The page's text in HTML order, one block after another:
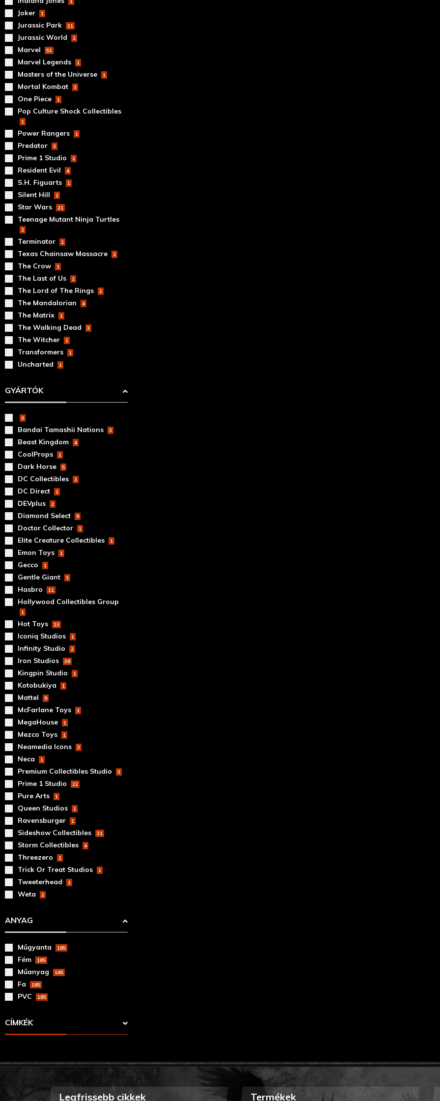
1
Joker 1
Jurassic Park 11
Jurassic World 2
Marvel 51
Marvel Legends 1
Masters of the Universe 1
Mortal Kombat 3
One Piece 1
Pop Culture Shock Collectibles
1
Power Rangers 1
Predator 3
Prime 1 Studio 2
Resident Evil 4
S.H. Figuarts 1
Silent Hill 2
Star Wars 21
Teenage Mutant Ninja Turtles
2
Terminator 2
Texas Chainsaw Massacre 2
The Crow 1
The Last of Us 2
The Lord of The Rings 2
The Mandalorian 4
The Matrix 1
The Walking Dead 3
The Witcher 1
Transformers 1
Uncharted 1
GYÁRTÓK
0
Bandai Tamashii Nations 3
Beast Kingdom 4
CoolProps 1
Dark Horse 5
DC Collectibles 2
DC Direct 1
DEVplus 2
Diamond Select 9
Doctor Collector 1
Elite Creature Collectibles 1
Emon Toys 1
Gecco 1
Gentle Giant 3
Hasbro 11
Hollywood Collectibles Group
1
Hot Toys 13
Iconiq Studios 1
Infinity Studio 2
Iron Studios 38
Kingpin Studio 1
Kotobukiya 1
Mattel 9
McFarlane Toys 3
MegaHouse 1
Mezco Toys 1
Neamedia Icons 3
Neca 1
Premium Collectibles Studio 3
Prime 1 Studio 22
Pure Arts 1
Queen Studios 1
Ravensburger 1
Sideshow Collectibles 31
Storm Collectibles 4
Threezero 2
Trick Or Treat Studios 1
Tweeterhead 1
Weta 2
ANYAG
Műgyanta 185
Fém 185
Műanyag 185
Fa 185
PVC 185
CÍMKÉK
Legfrissebb cikkek Termékek